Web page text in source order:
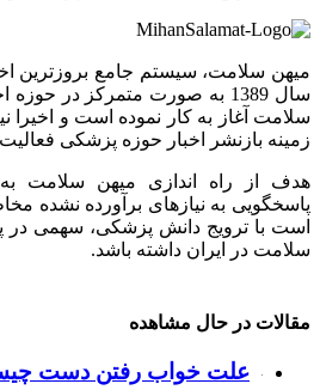
میهن سلامت، سیستم جامع بروزترین
سال 1389 به صورت متمرکز در
سلامت آغاز به کار نموده است و
زمینه بازنشر اخبار حوزه پزشکی
هدف از راه اندازی میهن سلامت
پاسخگویی به نیازهای برآورده نشده
است با ترویج دانش پزشکی، سهمی در
سلامت در ایران داشته باشد.
مقالات در حال مشاهده
علت خواب رفتن دست